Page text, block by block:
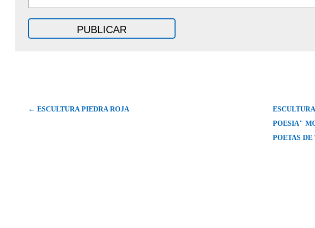
← ESCULTURA PIEDRA ROJA
POESIA"
POETAS